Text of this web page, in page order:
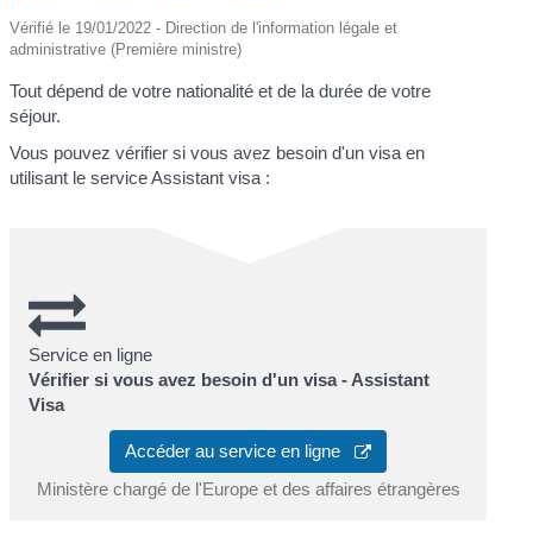
Vérifié le 19/01/2022 - Direction de l'information légale et
administrative (Première ministre)
Tout dépend de votre nationalité et de la durée de votre
séjour.
Vous pouvez vérifier si vous avez besoin d'un visa en
utilisant le service Assistant visa :
Service en ligne
Vérifier si vous avez besoin d'un visa - Assistant
Visa
Accéder au service en ligne
Ministère chargé de l'Europe et des affaires étrangères